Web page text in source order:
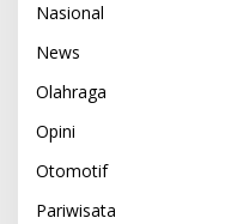
Nasional
News
Olahraga
Opini
Otomotif
Pariwisata